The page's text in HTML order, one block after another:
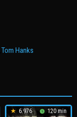
Tom Hanks
6.976 120 min